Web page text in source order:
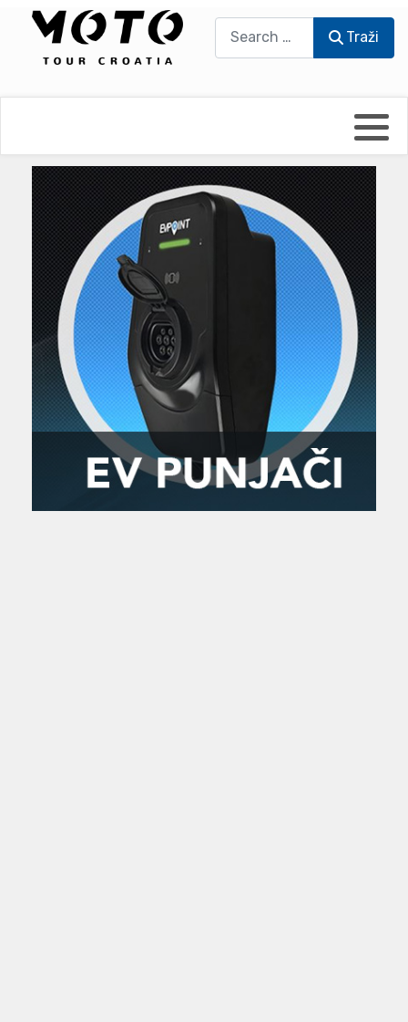
Traži
UmPaDrum
Moto servisi
Impressum
Damir Žerić - ELPASSO
Dario Dinter - Moto TOZ
Igor Kreč - UmPaDrum
Igor Kukec Brmbi
Slaven Gajdek
MTC - Moto Tour Croatia
Moto putopisi
Vikend vožnje
Zanimljivost
Najave i noviteti